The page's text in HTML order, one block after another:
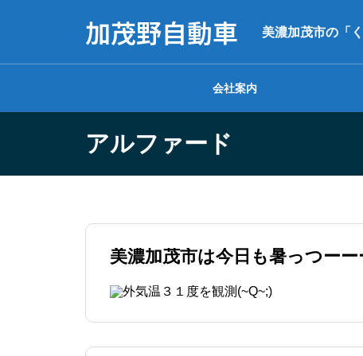
加茂野自動車 美濃加茂市の「
会社案内
アルファード
美濃加茂市は今日も暑っつー